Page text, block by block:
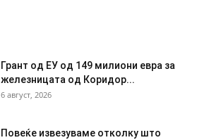
Грант од ЕУ од 149 милиони евра за
железницата од Коридор...
6 август, 2026
Повеќе извезуваме отколку што